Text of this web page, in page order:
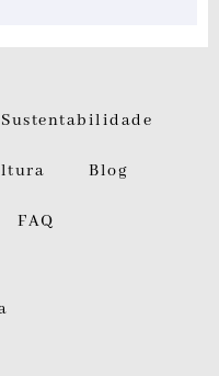
Sustentabilidade
Blog
FAQ